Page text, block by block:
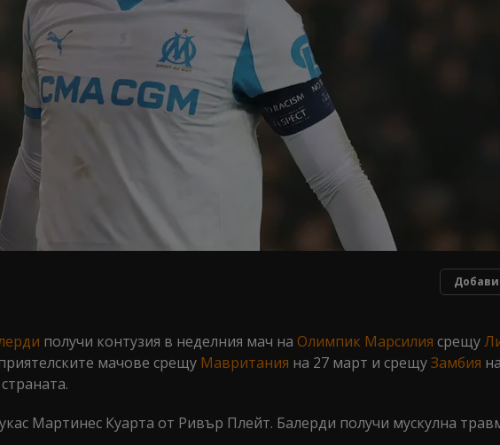
получи контузия в неделния мач на Олимпик Марсилия срещу
мачове срещу Мавритания на 27 март и срещуЗамбия
Мартинес Куарта от Ривър Плейт. Балерди получи мускулна